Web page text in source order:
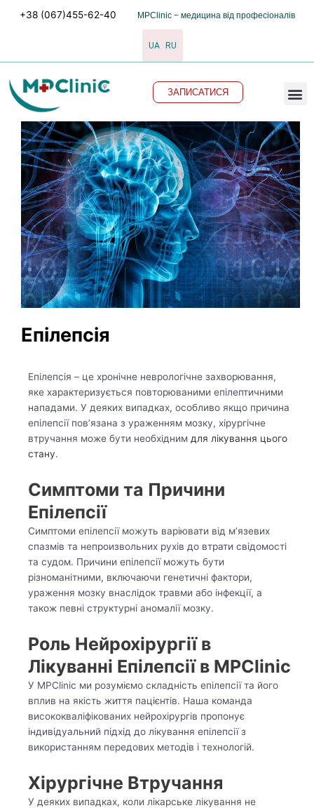
+38 (067)455-62-40 MPClinic − медицина від професіоналів
UA RU
ЗАПИСАТИСЯ
Епілепсія
Епілепсія – це хронічне неврологічне захворювання,
яке характеризується повторюваними епілептичними
нападами. У деяких випадках, особливо якщо причина
епілепсії пов’язана з ураженням мозку, хірургічне
втручання може бути необхідним для лікування цього
стану.
Симптоми та Причини
Епілепсії
Симптоми епілепсії можуть варіювати від м’язевих
спазмів та непроизвольних рухів до втрати свідомості
та судом. Причини епілепсії можуть бути
різноманітними, включаючи генетичні фактори,
ураження мозку внаслідок травми або інфекції, а
також певні структурні аномалії мозку.
Роль Нейрохірургії в
Лікуванні Епілепсії в MPClinic
У MPClinic ми розуміємо складність епілепсії та його
вплив на якість життя пацієнтів. Наша команда
висококваліфікованих нейрохірургів пропонує
індивідуальний підхід до лікування епілепсії з
використанням передових методів і технологій.
Хірургічне Втручання
У деяких випадках, коли лікарське лікування не